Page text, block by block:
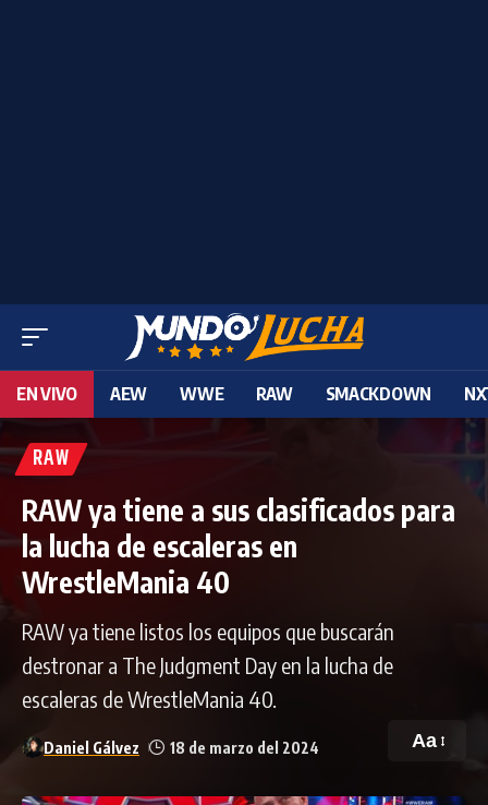
EN VIVO AEW WWE RAW SMACKDOWN
RAW
RAW ya tiene a sus clasificados para
la lucha de escaleras en
WrestleMania 40
RAW ya tiene listos los equipos que buscarán
destronar a The Judgment Day en la lucha de
escaleras de WrestleMania 40.
Daniel Gálvez 18 de marzo del 2024 Aa